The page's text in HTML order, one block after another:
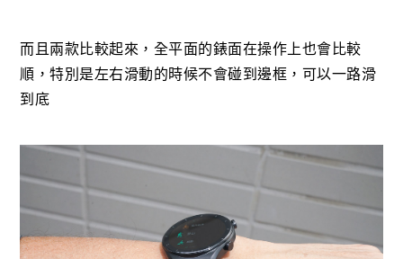
而且兩款比較起來，全平面的錶面在操作上也會比較
順，特別是左右滑動的時候不會碰到邊框，可以一路滑
到底